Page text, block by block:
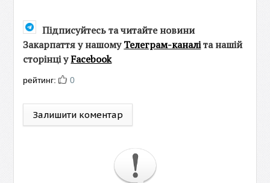
Підписуйтесь та читайте новини
Закарпаття у нашомуТелеграм-каналіта нашій
сторінці уFacebook
рейтинг: 0
Залишити коментар